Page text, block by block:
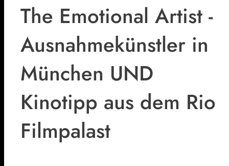
The Emotional Artist -
Ausnahmekünstler in
München UND
Kinotipp aus dem Rio
Filmpalast